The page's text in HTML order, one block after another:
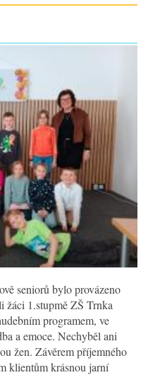
seniorů bylo provázeno
žáci 1.stupmě ZŠ Trnka
programem, ve
a emoce. Nechyběl ani
žen. Závěrem příjemného
klientům krásnou jarní